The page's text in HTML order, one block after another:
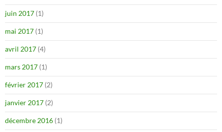
juin 2017 (1)
mai 2017 (1)
avril 2017 (4)
mars 2017 (1)
février 2017 (2)
janvier 2017 (2)
décembre 2016 (1)